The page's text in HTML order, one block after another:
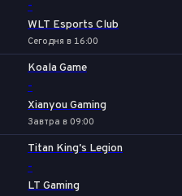
-
WLT Esports Club
Сегодня в 16:00
Koala Game
-
Xianyou Gaming
Завтра в 09:00
Titan King's Legion
-
LT Gaming